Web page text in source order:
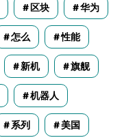
区块 华为
怎么 性能
新机 旗舰
机器人
系列 美国